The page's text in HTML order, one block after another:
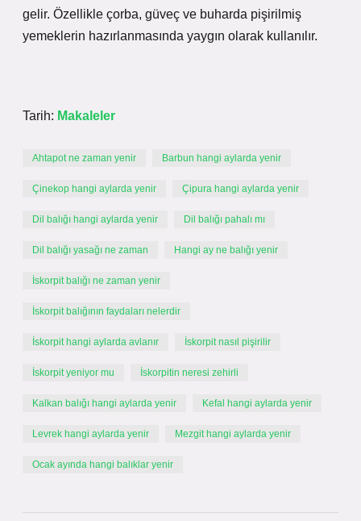
gelir. Özellikle çorba, güveç ve buharda pişirilmiş
yemeklerin hazırlanmasında yaygın olarak kullanılır.
Tarih: Makaleler
Ahtapot ne zaman yenir Barbun hangi aylarda yenir
Çinekop hangi aylarda yenir Çipura hangi aylarda yenir
Dil balığı hangi aylarda yenir Dil balığı pahalı mı
Dil balığı yasağı ne zaman Hangi ay ne balığı yenir
İskorpit balığı ne zaman yenir
İskorpit balığının faydaları nelerdir
İskorpit hangi aylarda avlanır İskorpit nasıl pişirilir
İskorpit yeniyor mu İskorpitin neresi zehirli
Kalkan balığı hangi aylarda yenir Kefal hangi aylarda yenir
Levrek hangi aylarda yenir Mezgit hangi aylarda yenir
Ocak ayında hangi balıklar yenir